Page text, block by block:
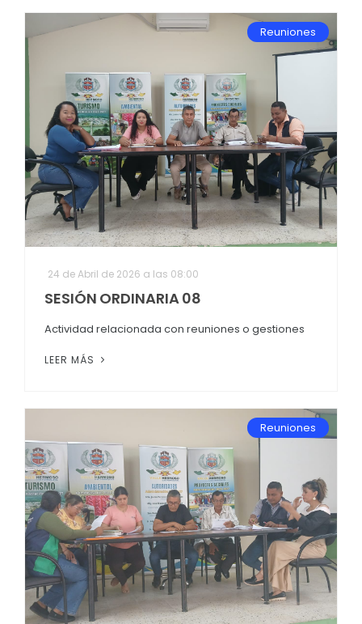
Reuniones
24 de Abril de 2026 a las 08:00
SESIÓN ORDINARIA 08
Actividad relacionada con reuniones o gestiones
LEER MÁS
Reuniones